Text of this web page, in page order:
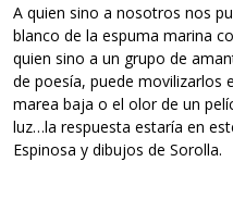
A quien sino a nosotros nos
blanco de la espuma marina
quien sino a un grupo de
de poesía, puede movilizarlos
marea baja o el olor de un
luz…la respuesta estaría en
Espinosa y dibujos de Sorolla.